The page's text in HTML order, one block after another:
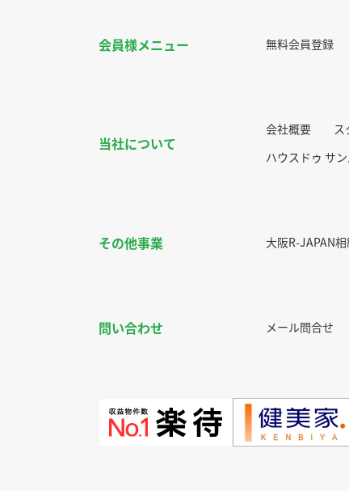
会員様メニュー 無料会員登録
当社について
会社概要 ス
ハウスドゥ サ
その他事業 大阪R-JAPAN
問い合わせ メール問合せ